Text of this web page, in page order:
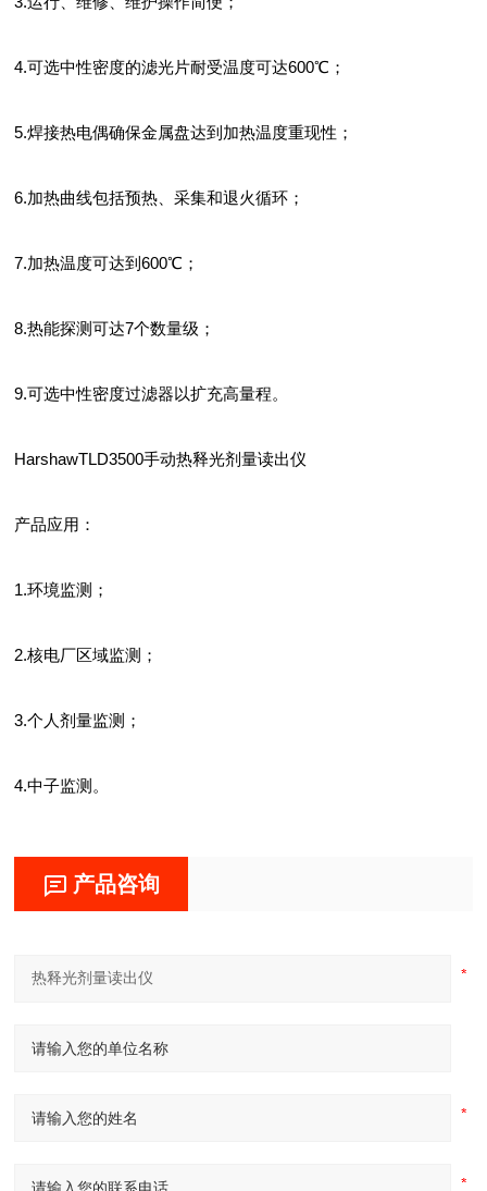
4.可选中性密度的滤光片耐受温度可达600℃；
5.焊接热电偶确保金属盘达到加热温度重现性；
6.加热曲线包括预热、采集和退火循环；
7.加热温度可达到600℃；
8.热能探测可达7个数量级；
9.可选中性密度过滤器以扩充高量程。
HarshawTLD3500手动热释光剂量读出仪
产品应用：
1.环境监测；
2.核电厂区域监测；
3.个人剂量监测；
4.中子监测。
产品咨询